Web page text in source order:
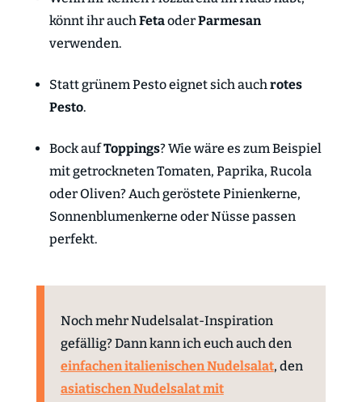
könnt ihr auch FetaoderParmesan
verwenden.
Statt grünem Pesto eignet sich auch rotes
Pesto.
Bock aufToppings? Wie wäre es zum Beispiel
mit getrockneten Tomaten, Paprika, Rucola
oder Oliven? Auch geröstete Pinienkerne,
Sonnenblumenkerne oder Nüsse passen
perfekt.
Noch mehr Nudelsalat-Inspiration
gefällig? Dann kann ich euch auch den
einfachen italienischen Nudelsalat, den
asiatischen Nudelsalat mit